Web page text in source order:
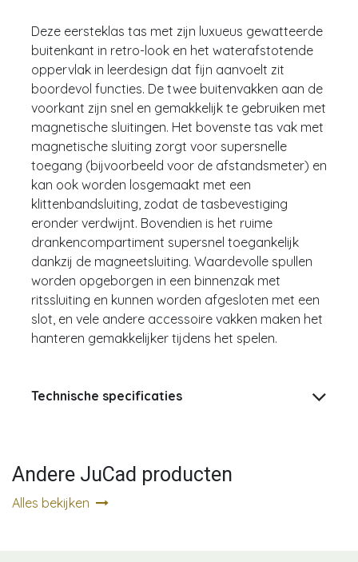
Deze eersteklas tas met zijn luxueus gewatteerde
buitenkant in retro-look en het waterafstotende
oppervlak in leerdesign dat fijn aanvoelt zit
boordevol functies. De twee buitenvakken aan de
voorkant zijn snel en gemakkelijk te gebruiken met
magnetische sluitingen. Het bovenste tas vak met
magnetische sluiting zorgt voor supersnelle
toegang (bijvoorbeeld voor de afstandsmeter) en
kan ook worden losgemaakt met een
klittenbandsluiting, zodat de tasbevestiging
eronder verdwijnt. Bovendien is het ruime
drankencompartiment supersnel toegankelijk
dankzij de magneetsluiting. Waardevolle spullen
worden opgeborgen in een binnenzak met
ritssluiting en kunnen worden afgesloten met een
slot, en vele andere accessoire vakken maken het
hanteren gemakkelijker tijdens het spelen.
Technische specificaties
Andere JuCad producten
Alles bekijken